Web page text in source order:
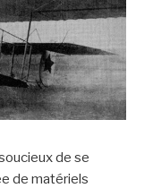
de se
de matériels